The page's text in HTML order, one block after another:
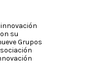
innovación
su
Grupos